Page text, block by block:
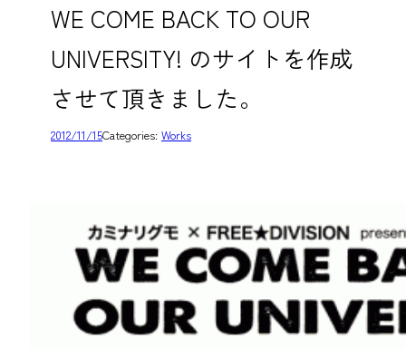
WE COME BACK TO OUR
UNIVERSITY! のサイトを作成
させて頂きました。
2012/11/15Categories: Works